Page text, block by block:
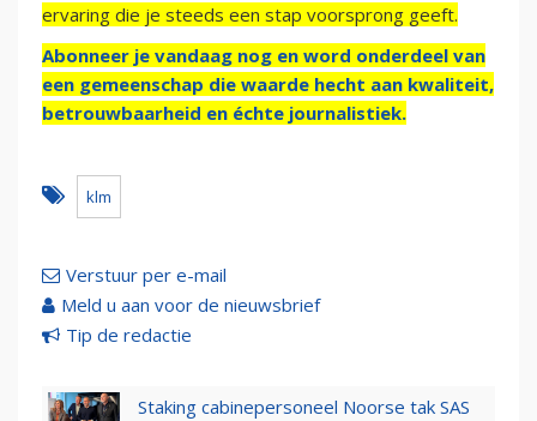
ervaring die je steeds een stap voorsprong geeft.
Abonneer je vandaag nog en word onderdeel van
een gemeenschap die waarde hecht aan kwaliteit,
betrouwbaarheid en échte journalistiek.
klm
Verstuur per e-mail
Meld u aan voor de nieuwsbrief
Tip de redactie
Staking cabinepersoneel Noorse tak SAS